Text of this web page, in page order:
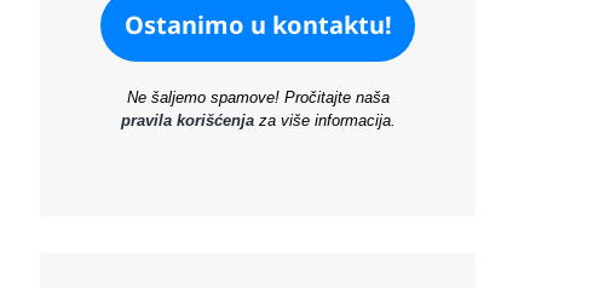
Ne šaljemo spamove! Pročitajte naša
pravila korišćenjaza više informacija.